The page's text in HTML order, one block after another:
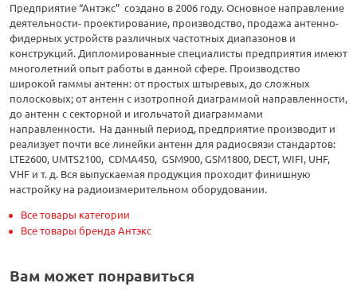
Предприятие “Антэкс” создано в 2006 году. Основное направление
деятельности- проектирование, производство, продажа антенно-
фидерных устройств различных частотных диапазонов и
конструкций. Дипломированные специалисты предприятия имеют
многолетний опыт работы в данной сфере. Производство
широкой гаммы антенн: от простых штыревых, до сложных
полосковых; от антенн с изотропной диаграммой направленности,
до антенн с секторной и игольчатой диаграммами
направленности. На данный период, предприятие производит и
реализует почти все линейки антенн для радиосвязи стандартов:
LTE2600, UMTS2100, CDMA450, GSM900, GSM1800, DECT, WIFI, UHF,
VHF и т. д. Вся выпускаемая продукция проходит финишную
настройку на радиоизмерительном оборудовании.
Все товары категории
Все товары бренда Антэкс
Вам может понравиться